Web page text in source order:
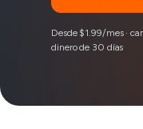
Desde $1.99/mes ·
dinero de 30 días